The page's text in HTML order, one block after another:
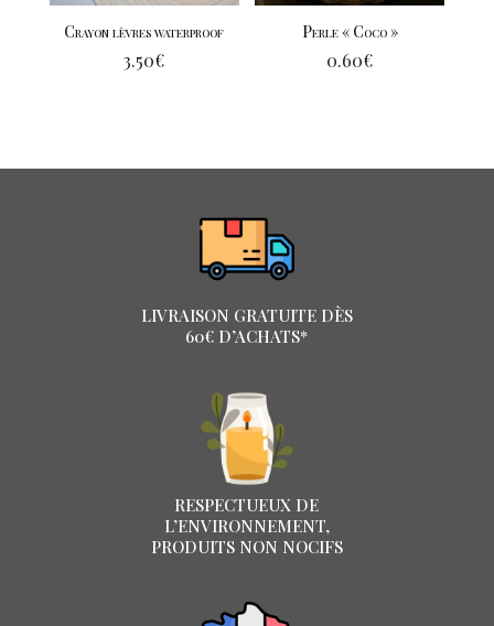
Crayon lèvres waterproof
3.50€
Perle « Coco »
0.60€
LIVRAISON GRATUITE DÈS
60€ D’ACHATS*
RESPECTUEUX DE
L’ENVIRONNEMENT,
PRODUITS NON NOCIFS